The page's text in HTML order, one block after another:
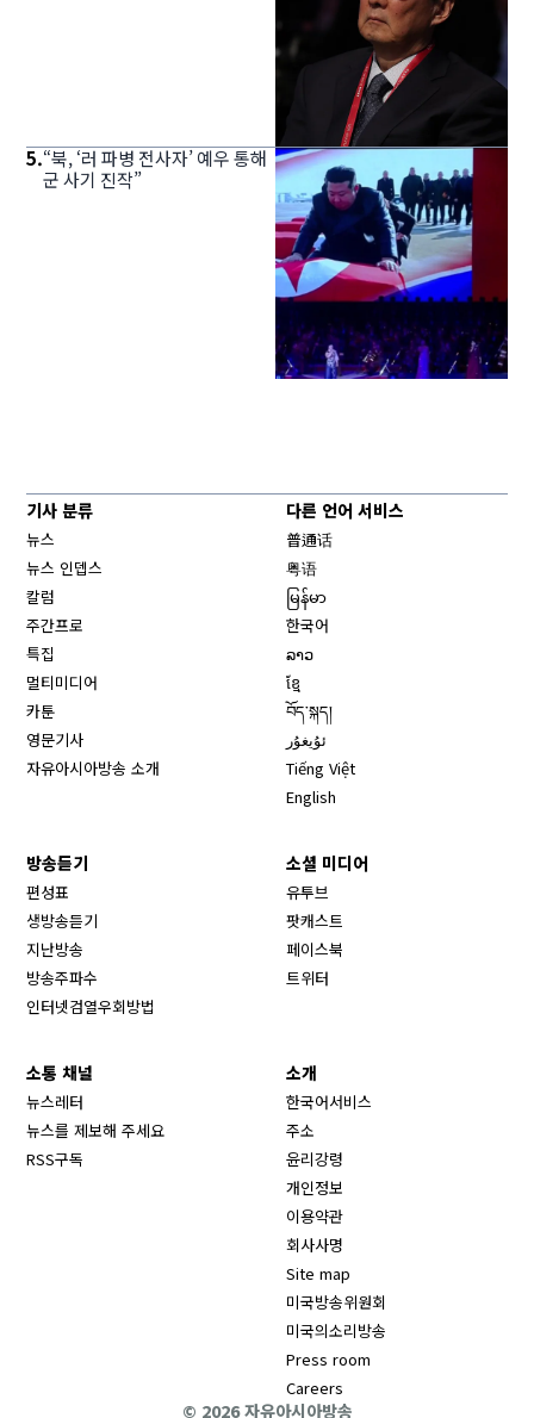
5.“북, ‘러 파병 전사자’ 예우 통해
군 사기 진작”
기사 분류
뉴스
뉴스 인뎁스
칼럼
주간프로
특집
멀티미디어
카툰
영문기사
자유아시아방송 소개
다른 언어 서비스
普通话
粤语
မြန်မာ
한국어
ລາວ
ខ្មែ
བོད་སྐད།
ئۇيغۇر
Tiếng Việt
English
방송듣기
편성표
생방송듣기
지난방송
방송주파수
인터넷검열우회방법
소셜 미디어
유투브
팟캐스트
페이스북
트위터
소통 채널
뉴스레터
뉴스를 제보해 주세요
RSS구독
소개
한국어서비스
주소
윤리강령
개인정보
이용약관
회사사명
Site map
미국방송위원회
미국의소리방송
Press room
Careers
© 2026 자유아시아방송